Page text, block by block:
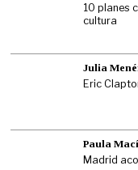
10 planes
cultura
Julia
Eric
Paula
Madrid